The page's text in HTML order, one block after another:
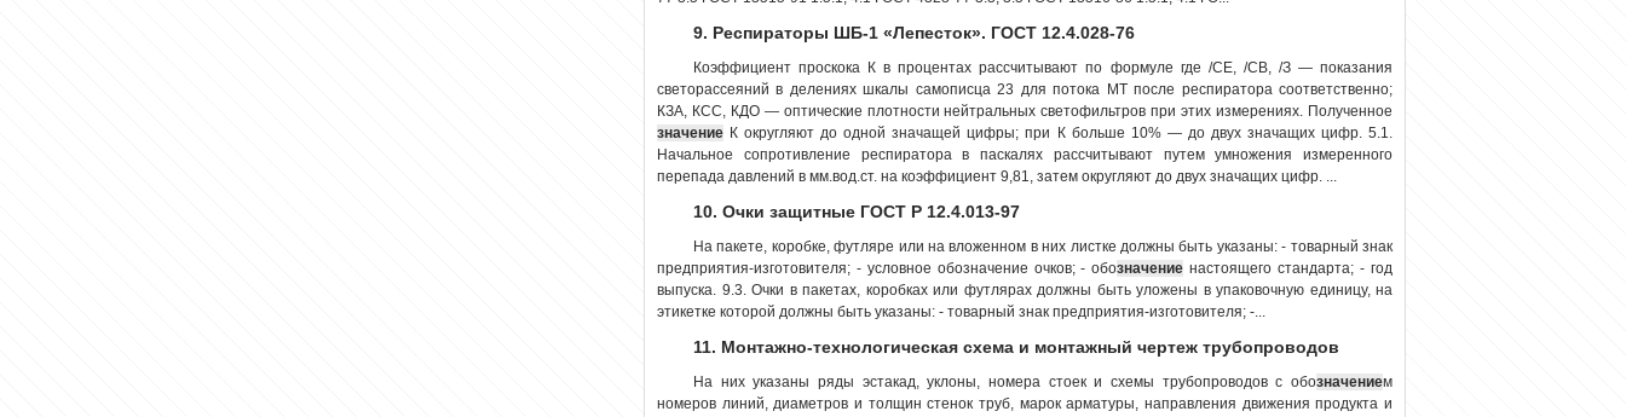
9. Респираторы ШБ-1 «Лепесток». ГОСТ 12.4.028-76
Коэффициент проскока К в процентах рассчитывают по формуле где /СЕ, /СВ, /З — показания
светорассеяний в делениях шкалы самописца 23 для потока МТ после респиратора соответственно;
КЗА, КСС, КДО — оптические плотности нейтральных светофильтров при этих измерениях. Полученное
значение К округляют до одной значащей цифры; при К больше 10% — до двух значащих цифр. 5.1.
Начальное сопротивление респиратора в паскалях рассчитывают путем умножения измеренного
перепада давлений в мм.вод.ст. на коэффициент 9,81, затем округляют до двух значащих цифр. ...
10. Очки защитные ГОСТ Р 12.4.013-97
На пакете, коробке, футляре или на вложенном в них листке должны быть указаны: - товарный знак
предприятия-изготовителя; - условное обозначение очков; - обозначение настоящего стандарта; - год
выпуска. 9.3. Очки в пакетах, коробках или футлярах должны быть уложены в упаковочную единицу, на
этикетке которой должны быть указаны: - товарный знак предприятия-изготовителя; -...
11. Монтажно-технологическая схема и монтажный чертеж трубопроводов
На них указаны ряды эстакад, уклоны, номера стоек и схемы трубопроводов с обозначением
номеров линий, диаметров и толщин стенок труб, марок арматуры, направления движения продукта и